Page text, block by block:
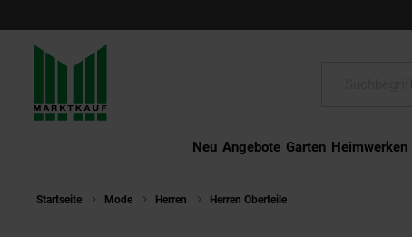
Neu Angebote Garten Heimwerken
Startseite Mode Herren Herren Oberteile